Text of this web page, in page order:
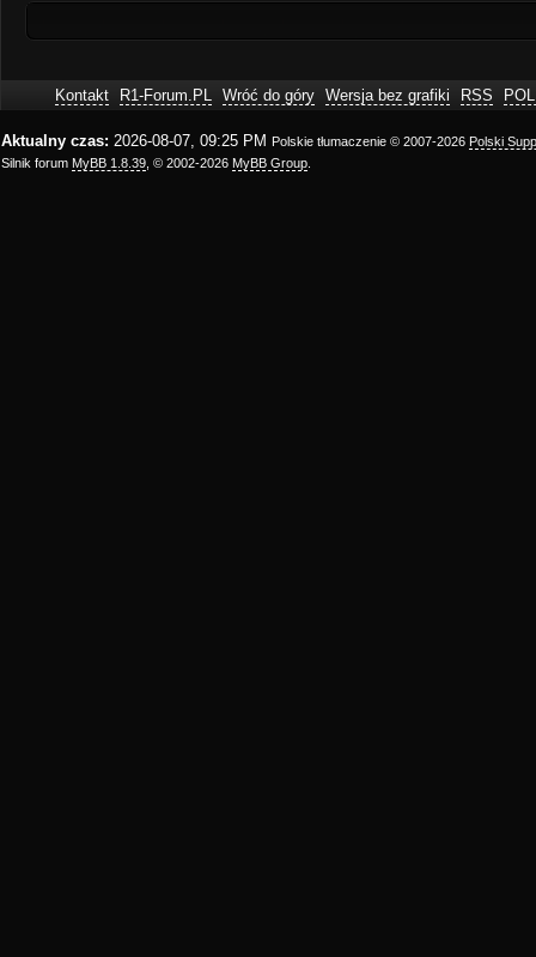
Kontakt R1-Forum.PL Wróć do góry Wersja bez grafiki RSS
Aktualny czas: 2026-08-07, 09:25 PM Polskie tłumaczenie © 2007-2026 Polski
Silnik forum MyBB 1.8.39 , © 2002-2026 MyBB Group